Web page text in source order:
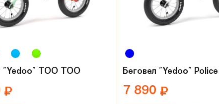
"Yedoo" TOO TOO
₽
Беговел "Yedoo" Police
7 890 ₽